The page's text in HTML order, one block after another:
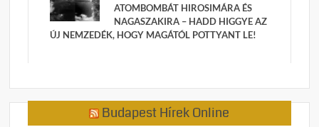
ATOMBOMBÁT HIROSIMÁRA ÉS
NAGASZAKIRA – HADD HIGGYE AZ
ÚJ NEMZEDÉK, HOGY MAGÁTÓL POTTYANT LE!
Budapest Hírek Online